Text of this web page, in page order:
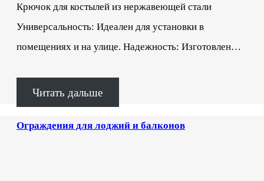
Крючок для костылей из нержавеющей стали
Универсальность: Идеален для установки в
помещениях и на улице. Надежность: Изготовлен…
Читать дальше
Ограждения для лоджий и балконов